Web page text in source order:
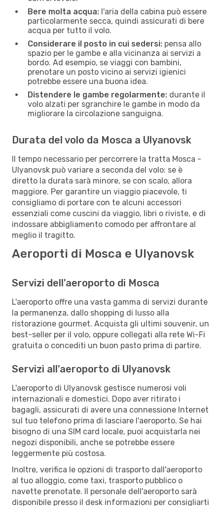
Bere molta acqua: l'aria della cabina può essere
particolarmente secca, quindi assicurati di bere
acqua per tutto il volo.
Considerare il posto in cui sedersi: pensa allo
spazio per le gambe e alla vicinanza ai servizi a
bordo. Ad esempio, se viaggi con bambini,
prenotare un posto vicino ai servizi igienici
potrebbe essere una buona idea.
Distendere le gambe regolarmente: durante il
volo alzati per sgranchire le gambe in modo da
migliorare la circolazione sanguigna.
Durata del volo da Mosca a Ulyanovsk
Il tempo necessario per percorrere la tratta Mosca -
Ulyanovsk può variare a seconda del volo: se è
diretto la durata sarà minore, se con scalo, allora
maggiore. Per garantire un viaggio piacevole, ti
consigliamo di portare con te alcuni accessori
essenziali come cuscini da viaggio, libri o riviste, e di
indossare abbigliamento comodo per affrontare al
meglio il tragitto.
Aeroporti di Mosca e Ulyanovsk
Servizi dell'aeroporto di Mosca
L'aeroporto offre una vasta gamma di servizi durante
la permanenza, dallo shopping di lusso alla
ristorazione gourmet. Acquista gli ultimi souvenir, un
best-seller per il volo, oppure collegati alla rete Wi-Fi
gratuita o concediti un buon pasto prima di partire.
Servizi all'aeroporto di Ulyanovsk
L'aeroporto di Ulyanovsk gestisce numerosi voli
internazionali e domestici. Dopo aver ritirato i
bagagli, assicurati di avere una connessione Internet
sul tuo telefono prima di lasciare l'aeroporto. Se hai
bisogno di una SIM card locale, puoi acquistarla nei
negozi disponibili, anche se potrebbe essere
leggermente più costosa.
Inoltre, verifica le opzioni di trasporto dall'aeroporto
al tuo alloggio, come taxi, trasporto pubblico o
navette prenotate. Il personale dell'aeroporto sarà
disponibile presso il desk informazioni per consigliarti